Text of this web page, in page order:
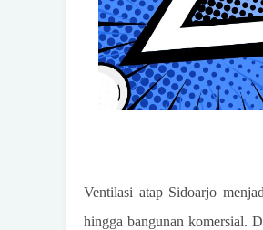
Ventilasi atap Sidoarjo
hingga bangunan komersial.